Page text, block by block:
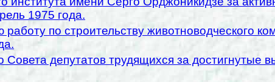
1975 года.
по строительству животноводческого
депутатов трудящихся за достигнутые